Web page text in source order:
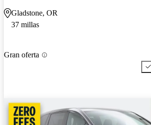
Gladstone, OR
37 millas
Gran oferta